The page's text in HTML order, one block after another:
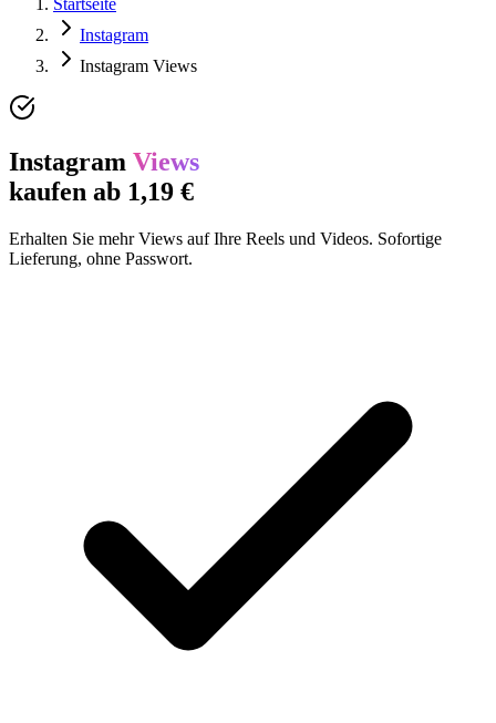
Startseite
Instagram
Instagram Views
Instagram Views
kaufen ab 1,19 €
Erhalten Sie mehr Views auf Ihre Reels und Videos. Sofortige
Lieferung, ohne Passwort.